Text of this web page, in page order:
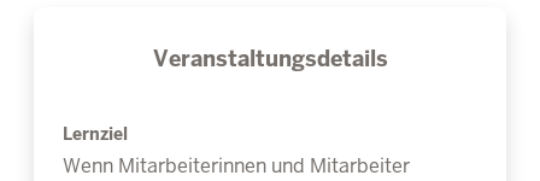
Veranstaltungsdetails
Lernziel
Wenn Mitarbeiterinnen und Mitarbeiter